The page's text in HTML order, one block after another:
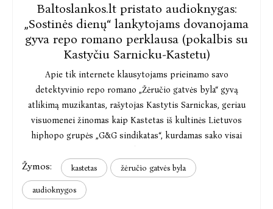
Baltoslankos.lt pristato audioknygas:
„Sostinės dienų“ lankytojams dovanojama
gyva repo romano perklausa (pokalbis su
Kastyčiu Sarnicku-Kastetu)
Apie tik internete klausytojams prieinamo savo
detektyvinio repo romano „Žėručio gatvės byla“ gyvą
atlikimą muzikantas, rašytojas Kastytis Sarnickas, geriau
visuomenei žinomas kaip Kastetas iš kultinės Lietuvos
hiphopo grupės „G&G sindikatas“, kurdamas sako visai
Žymos: kastetas žėručio gatvės byla
audioknygos